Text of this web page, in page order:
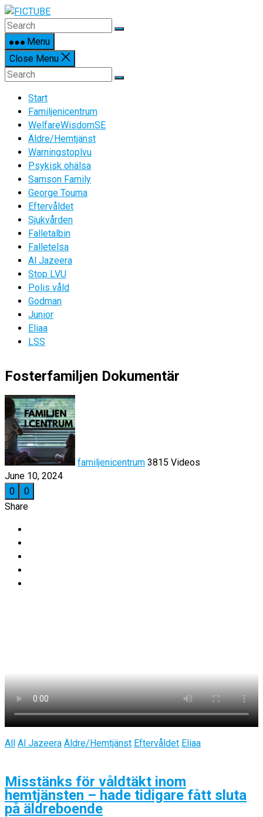
Skip
to
contentMenu
Close Menu
Start
Familjenicentrum
WelfareWisdomSE
Äldre/Hemtjänst
Warningstoplvu
Psykisk ohälsa
Samson Family
George Touma
Eftervåldet
Sjukvården
Falletalbin
Falletelsa
Al Jazeera
Stop LVU
Polis våld
Godman
Junior
Eliaa
LSS
Fosterfamiljen Dokumentär
familjenicentrum 3815 Videos
June 10, 2024
0
0
Share
All Al Jazeera Äldre/Hemtjänst Eftervåldet Eliaa
Misstänks för våldtäkt inom
hemtjänsten – hade tidigare fått sluta
på äldreboende